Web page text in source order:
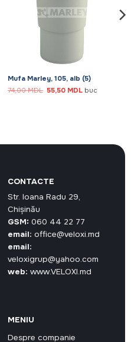
Mufa Marley, 105, alb (5)
74,00MDL Prețul
inițial
55,50 MDLPrețul
buc
CONTACTE
Str. Ioana Radu 29,
Chișinău
GSM: 060 44 22 77
email: office@veloxi.md
email:
veloxigrup@yahoo.com
web: www.VELOXI.md
MENIU
Despre companie